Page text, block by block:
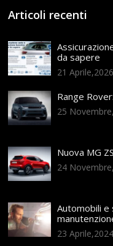
Articoli recenti
da sapere
21 Aprile,2026
Range
25
Nuova MG
24
Automobili e
23 Aprile,2024